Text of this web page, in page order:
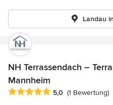
Landau
NH Terrassendach –
Mannheim
Durchschnittliche Bewertung:
5,0 (1 Bewertung)